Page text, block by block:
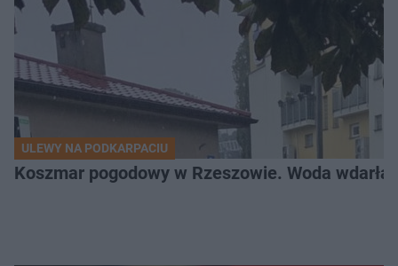
ULEWY NA PODKARPACIU
Koszmar pogodowy w Rzeszowie. Woda